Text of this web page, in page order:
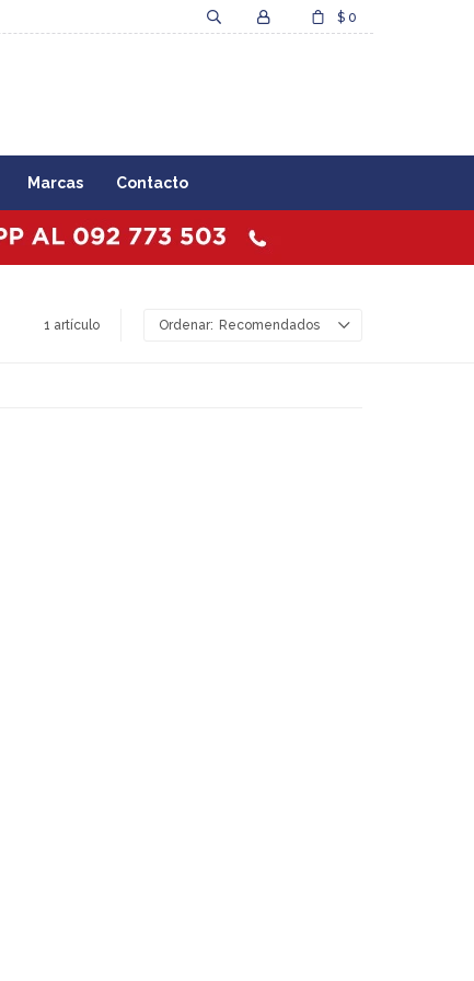
Marcas Contacto
$ 0
1 artículo Recomendados